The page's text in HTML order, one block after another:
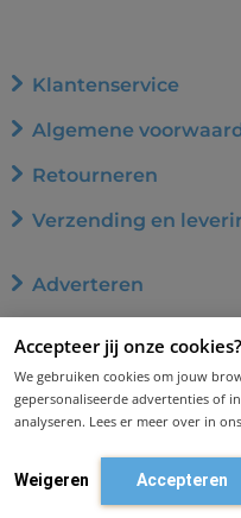
Accepteer jij onze cookies?
We gebruiken cookies om jouw
gepersonaliseerde advertenties of
analyseren. Lees er meer over in ons
Weigeren Accepteren
Klantenservice
Algemene
Retourneren
Verzending en
Adverteren
Privacybeleid
Cookiebeleid
Disclaimer en
Contact